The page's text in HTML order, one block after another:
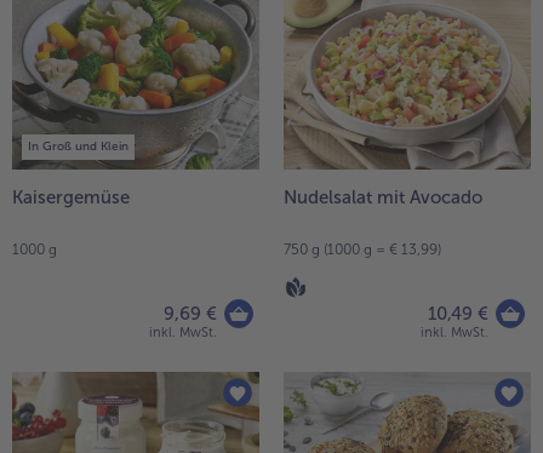
In Groß und Klein
Kaisergemüse
1000 g
9,69 €
inkl. MwSt.
Nudelsalat mit Avocado
750 g (1000 g = € 13,99)
10,49 €
inkl. MwSt.